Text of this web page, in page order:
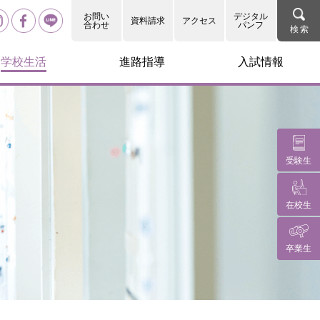
お問い
合わせ
資料請求 アクセス
デジタル
パンフ
学校生活 進路指導 入試情報
受験生
在校生
卒業生